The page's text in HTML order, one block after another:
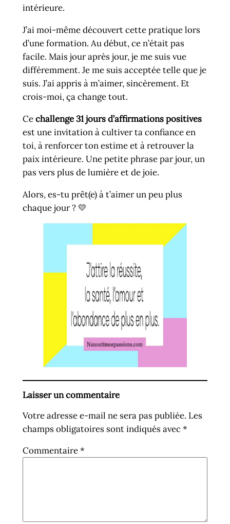
intérieure.
J’ai moi-même découvert cette pratique lors
d’une formation. Au début, ce n’était pas
facile. Mais jour après jour, je me suis vue
différemment. Je me suis acceptée telle que je
suis. J’ai appris à m’aimer, sincèrement. Et
crois-moi, ça change tout.
Cechallenge 31 jours d’affirmations positives
est une invitation à cultiver ta confiance en
toi, à renforcer ton estime et à retrouver la
paix intérieure. Une petite phrase par jour, un
pas vers plus de lumière et de joie.
Alors, es-tu prêt(e) à t’aimer un peu plus
chaque jour ? 💛
Laisser un commentaire
Votre adresse e-mail ne sera pas publiée. Les
champs obligatoires sont indiqués avec*
Commentaire*